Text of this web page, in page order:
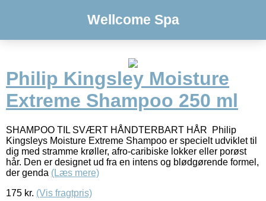
Wellcome Spa
Philip Kingsley Moisture
Extreme Shampoo 250 ml
SHAMPOO TIL SVÆRT HÅNDTERBART HÅR Philip
Kingsleys Moisture Extreme Shampoo er specielt udviklet til
dig med stramme krøller, afro-caribiske lokker eller porøst
hår. Den er designet ud fra en intens og blødgørende formel,
der genda (Læs mere)
175 kr. (Vis fragtpris)